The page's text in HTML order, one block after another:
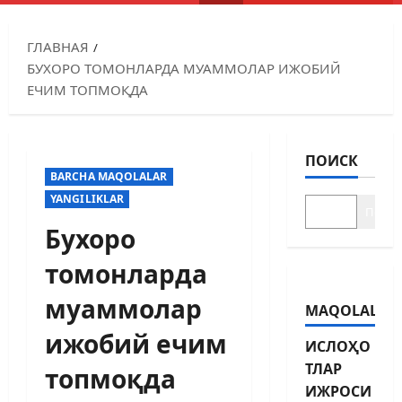
ГЛАВНАЯ
БУХОРО ТОМОНЛАРДА МУАММОЛАР ИЖОБИЙ
ЕЧИМ ТОПМОҚДА
BARCHA MAQOLALAR
YANGILIKLAR
Бухоро
томонларда
муаммолар
ижобий ечим
топмоқда
ПОИСК
MAQOLALAR
ИСЛОҲО
ТЛАР
ИЖРОСИ